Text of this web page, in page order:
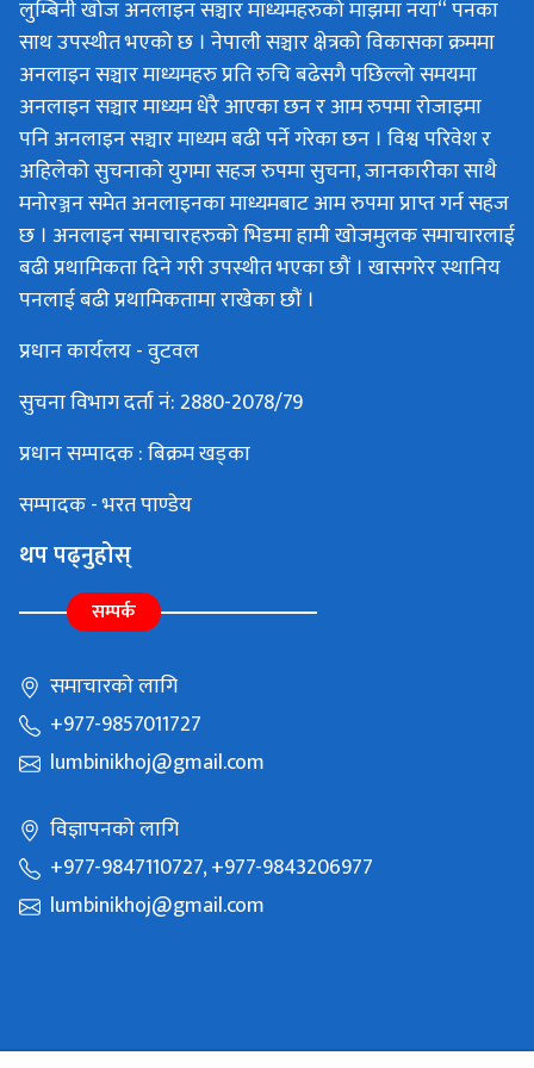
लुम्बिनी खोज अनलाइन सञ्चार माध्यमहरुको माझमा नया“ पनका
साथ उपस्थीत भएको छ । नेपाली सञ्चार क्षेत्रको विकासका क्रममा
अनलाइन सञ्चार माध्यमहरु प्रति रुचि बढेसगै पछिल्लो समयमा
अनलाइन सञ्चार माध्यम धेरै आएका छन र आम रुपमा रोजाइमा
पनि अनलाइन सञ्चार माध्यम बढी पर्ने गरेका छन । विश्व परिवेश र
अहिलेको सुचनाको युगमा सहज रुपमा सुचना, जानकारीका साथै
मनोरञ्जन समेत अनलाइनका माध्यमबाट आम रुपमा प्राप्त गर्न सहज
छ । अनलाइन समाचारहरुको भिडमा हामी खोजमुलक समाचारलाई
बढी प्रथामिकता दिने गरी उपस्थीत भएका छौं । खासगरेर स्थानिय
पनलाई बढी प्रथामिकतामा राखेका छौं ।
प्रधान कार्यलय - वुटवल
सुचना विभाग दर्ता नं: 2880-2078/79
प्रधान सम्पादक : बिक्रम खड्का
सम्पादक - भरत पाण्डेय
थप पढ्नुहोस्
सम्पर्क
समाचारको लागि
+977-9857011727
lumbinikhoj@gmail.com
विज्ञापनको लागि
+977-9847110727, +977-9843206977
lumbinikhoj@gmail.com